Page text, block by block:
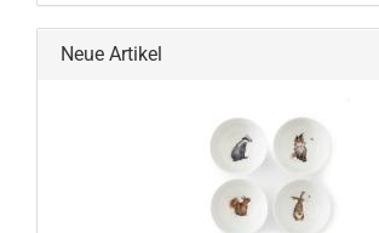
Neue Artikel